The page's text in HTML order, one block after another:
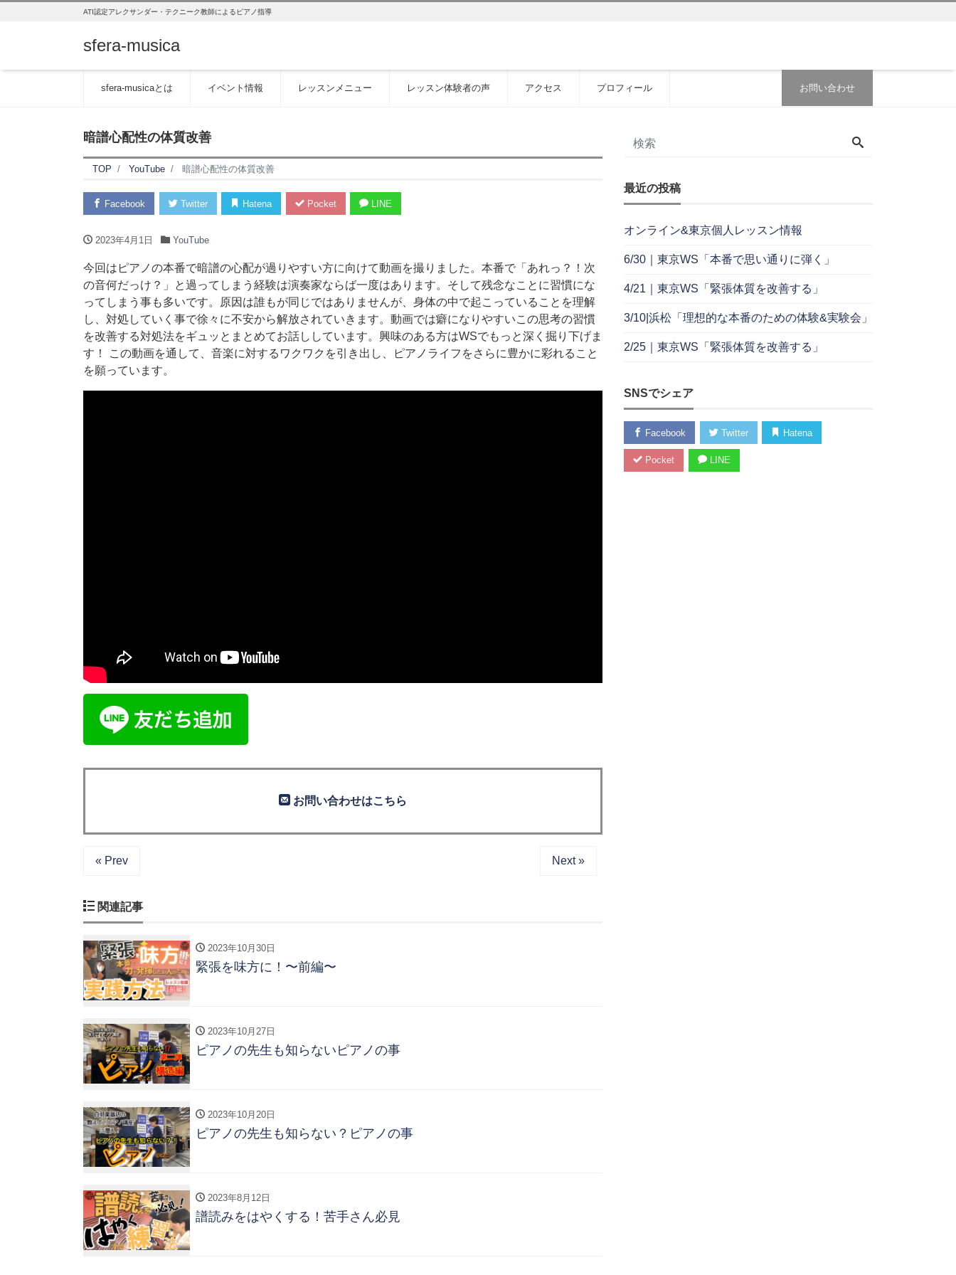
ATI認定アレクサンダー・テクニーク教師によるピアノ指導
sfera-musica
sfera-musicaとは イベント情報 レッスンメニュー レッスン体験者の声 アクセス プロフィール お問い合わせ
暗譜心配性の体質改善
TOP YouTube 暗譜心配性の体質改善
Facebook Twitter Hatena Pocket LINE
2023年4月1日 YouTube
今回はピアノの本番で暗譜の心配が過りやすい方に向けて動画を撮りました。本番で「あれっ？！次
の音何だっけ？」と過ってしまう経験は演奏家ならば一度はあります。そして残念なことに習慣にな
ってしまう事も多いです。原因は誰もが同じではありませんが、身体の中で起こっていることを理解
し、対処していく事で徐々に不安から解放されていきます。動画では癖になりやすいこの思考の習慣
を改善する対処法をギュッとまとめてお話ししています。興味のある方はWSでもっと深く掘り下げま
す！ この動画を通して、音楽に対するワクワクを引き出し、ピアノライフをさらに豊かに彩れること
を願っています。
お問い合わせはこちら
« Prev Next »
関連記事
2023年10月30日
緊張を味方に！〜前編〜
2023年10月27日
ピアノの先生も知らないピアノの事
2023年10月20日
ピアノの先生も知らない？ピアノの事
2023年8月12日
譜読みをはやくする！苦手さん必見
最近の投稿
オンライン&東京個人レッスン情報
6/30｜東京WS「本番で思い通りに弾く」
4/21｜東京WS「緊張体質を改善する」
3/10|浜松「理想的な本番のための体験&実験会」
2/25｜東京WS「緊張体質を改善する」
SNSでシェア
Facebook Twitter Hatena
Pocket LINE